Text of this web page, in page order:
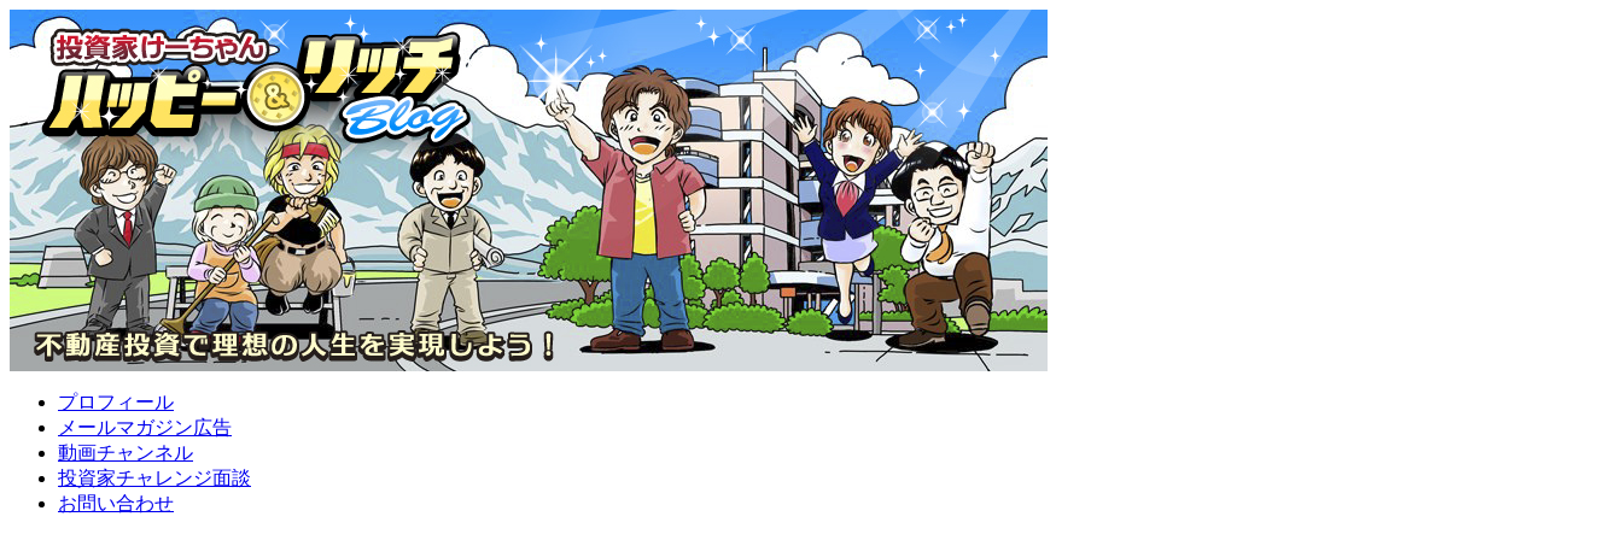
プロフィール
メールマガジン広告
動画チャンネル
投資家チャレンジ面談
お問い合わせ